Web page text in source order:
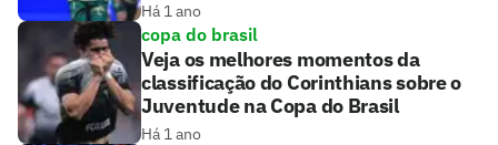
Há 1 ano
copa do brasil
Veja os melhores momentos da
classificação do Corinthians sobre o
Juventude na Copa do Brasil
Há 1 ano